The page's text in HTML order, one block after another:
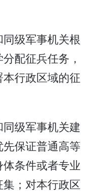
级军事机关根
配征兵任务，
行政区域的征
级军事机关建
保证普通高等
条件或者专业
；对本行政区